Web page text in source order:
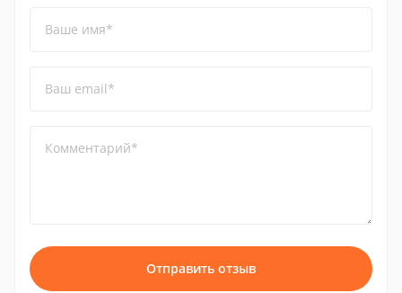
Ваше имя*
Ваш email*
Комментарий*
Отправить отзыв